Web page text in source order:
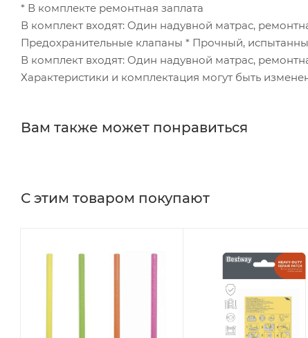
* В комплекте ремонтная заплата
В комплект входят: Oдин надувной матрас,
Предохранительные клапаны * Прочный,
В комплект входят: Oдин надувной матрас,
Характеристики и комплектация могут быть
Вам также может понравиться
С этим товаром покупают